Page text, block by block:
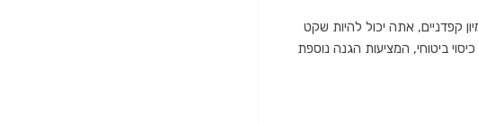
קפדניים, אתה יכול להיות שקט
ביטוחי, המציעות הגנה נוספת